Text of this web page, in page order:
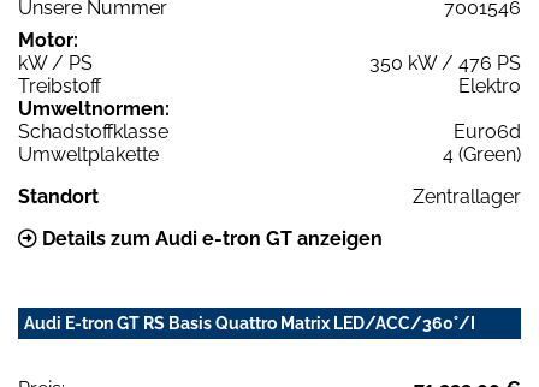
Unsere Nummer
7001546
Motor:
kW / PS
350 kW / 476 PS
Treibstoff
Elektro
Umweltnormen:
Schadstoffklasse
Euro6d
Umweltplakette
4 (Green)
Standort
Zentrallager
Details zum Audi e-tron GT anzeigen
Audi E-tron GT RS Basis Quattro Matrix LED/ACC/360°/I